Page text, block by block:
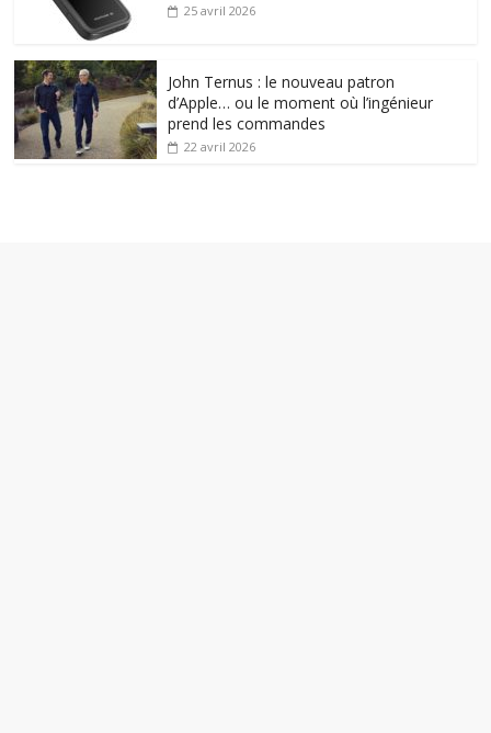
25 avril 2026
John Ternus : le nouveau patron
d’Apple… ou le moment où l’ingénieur
prend les commandes
22 avril 2026